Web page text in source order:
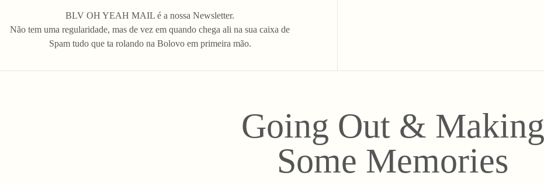
BLV OH YEAH MAIL é a nossa Newsletter.
Não tem uma regularidade, mas de vez em quando chega ali na sua caixa de
Spam tudo que ta rolando na Bolovo em primeira mão.
Going Out & Making
Some Memories